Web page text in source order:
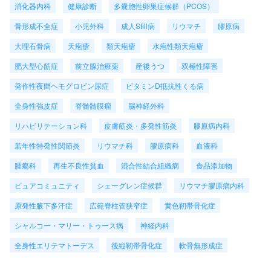
消化器内科
健康診断
多嚢胞性卵巣症候群（PCOS）
骨形成不全症
小児外科 成人Still病 リウマチ
膠原病
大理石骨病
天疱瘡 類天疱瘡
水疱性類天疱瘡
肥大型心筋症
前立腺治療薬 産後うつ
双極性障害
発作性夜間ヘモグロビン尿症
ビタミンD抵抗性くる病
全身性強皮症
脊髄髄膜瘤
脳神経外科
リハビリテーション科
皮膚筋炎・多発性筋炎
膠原病内科
若年性特発性関節炎
リウマチ科 膠原病科
血液科
腫瘍科
再生不良性貧血 混合性結合組織病
食品添加物
ピュアコミュニティ
シェーグレン症候群
リウマチ膠原病内科
原発性腋下多汗症
広範脊柱管狭窄症
黄色靭帯骨化症
シャルコー・マリー・トゥース病
神経内科
全身性エリテマトーデス
後縦靭帯骨化症
軟骨無形成症